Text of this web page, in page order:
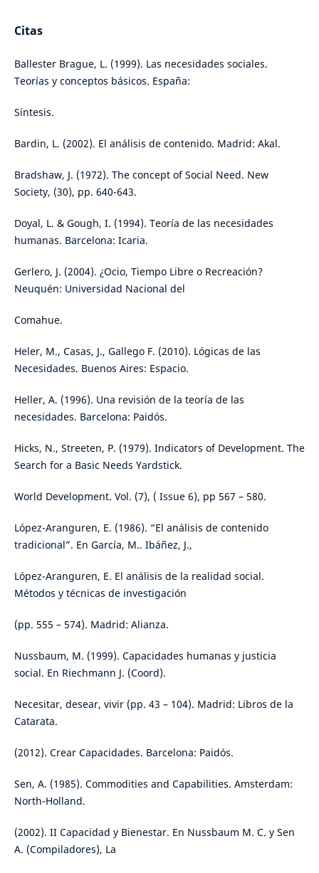
Citas
Ballester Brague, L. (1999). Las necesidades sociales.
Teorías y conceptos básicos. España:
Síntesis.
Bardin, L. (2002). El análisis de contenido. Madrid: Akal.
Bradshaw, J. (1972). The concept of Social Need. New
Society, (30), pp. 640-643.
Doyal, L. & Gough, I. (1994). Teoría de las necesidades
humanas. Barcelona: Icaria.
Gerlero, J. (2004). ¿Ocio, Tiempo Libre o Recreación?
Neuquén: Universidad Nacional del
Comahue.
Heler, M., Casas, J., Gallego F. (2010). Lógicas de las
Necesidades. Buenos Aires: Espacio.
Heller, A. (1996). Una revisión de la teoría de las
necesidades. Barcelona: Paidós.
Hicks, N., Streeten, P. (1979). Indicators of Development. The
Search for a Basic Needs Yardstick.
World Development. Vol. (7), ( Issue 6), pp 567 – 580.
López-Aranguren, E. (1986). “El análisis de contenido
tradicional”. En García, M.. Ibáñez, J.,
López-Aranguren, E. El análisis de la realidad social.
Métodos y técnicas de investigación
(pp. 555 – 574). Madrid: Alianza.
Nussbaum, M. (1999). Capacidades humanas y justicia
social. En Riechmann J. (Coord).
Necesitar, desear, vivir (pp. 43 – 104). Madrid: Libros de la
Catarata.
(2012). Crear Capacidades. Barcelona: Paidós.
Sen, A. (1985). Commodities and Capabilities. Amsterdam:
North-Holland.
(2002). II Capacidad y Bienestar. En Nussbaum M. C. y Sen
A. (Compiladores), La